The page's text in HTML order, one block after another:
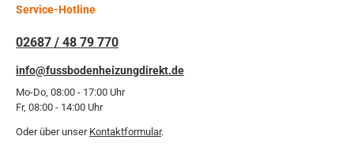
Service-Hotline
02687 / 48 79 770
info@fussbodenheizungdirekt.de
Mo-Do, 08:00 - 17:00 Uhr
Fr, 08:00 - 14:00 Uhr
Oder über unser Kontaktformular.